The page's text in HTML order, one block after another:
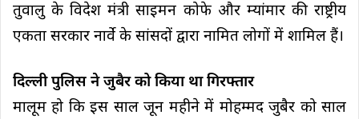
तुवालु के विदेश मंत्री साइमन कोफे और म्यांमार की राष्ट्रीय
एकता सरकार नार्वे के सांसदों द्वारा नामित लोगों में शामिल हैं।
दिल्ली पुलिस ने जुबैर को किया था गिरफ्तार
मालूम हो कि इस साल जून महीने में मोहम्मद जुबैर को साल